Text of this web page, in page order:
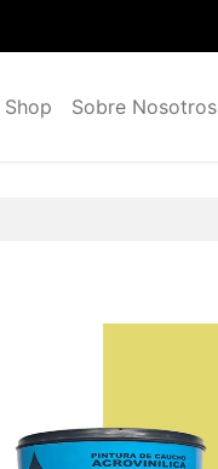
Shop Sobre Nosotros